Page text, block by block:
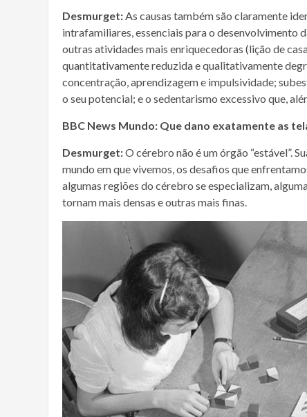
Desmurget: As causas também são claramente
intrafamiliares, essenciais para o desenvolvimento
outras atividades mais enriquecedoras (lição de
quantitativamente reduzida e qualitativamente
concentração, aprendizagem e impulsividade;
o seu potencial; e o sedentarismo excessivo que,
BBC News Mundo: Que dano exatamente as
Desmurget:O cérebro não é um órgão “estável”.
mundo em que vivemos, os desafios que
algumas regiões do cérebro se especializam,
tornam mais densas e outras mais finas.